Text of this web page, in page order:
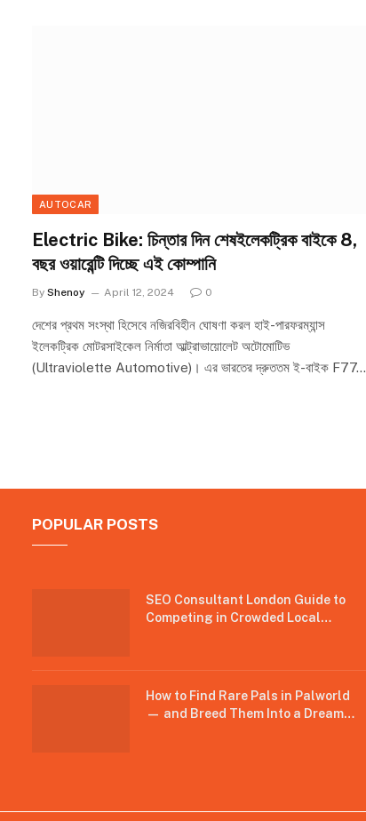
AUTOCAR
Electric Bike: চিন্তার দিন শেষইলেকট্রিক বাইকে 8,
বছর ওয়ারেন্টি দিচ্ছে এই কোম্পানি
By Shenoy April 12, 2024 0
দেশের প্রথম সংস্থা হিসেবে নজিরবিহীন ঘোষণা করল হাই-পারফরম্যান্স
ইলেকট্রিক মোটরসাইকেল নির্মাতা আল্ট্রাভায়োলেট অটোমোটিভ
(Ultraviolette Automotive)। এর ভারতের দ্রুততম ই-বাইক F77…
POPULAR POSTS
SEO Consultant London Guide to
Competing in Crowded Local
How to Find Rare Pals in Palworld
— and Breed Them Into a Dream